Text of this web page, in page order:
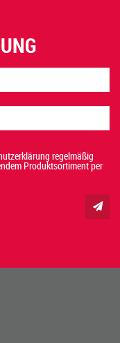
regelmäßig
Produktsortiment per